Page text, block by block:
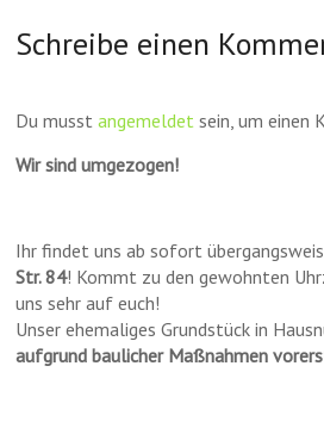
Schreibe einen
Du musstangemeldet sein, um einen
Wir sind umgezogen!
Ihr findet uns ab sofort
Str. 84! Kommt zu den gewohnten
uns sehr auf euch!
Unser ehemaliges Grundstück in
aufgrund baulicher Maßnahmen